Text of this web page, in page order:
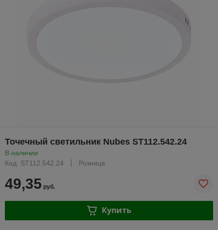
Точечный светильник Nubes ST112.542.24
В наличии
Код: ST112.542.24
Розница
49,35 руб.
Купить